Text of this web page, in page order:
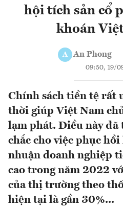
hội tích sản cổ
khoán
A An Phong
09:50, 19/
Chính sách tiền tệ rất
thời giúp Việt Nam
lạm phát. Điều này đã
chắc cho việc phục
nhuận doanh nghiệp
cao trong năm 2022
của thị trường theo
hiện tại là gần 30%...